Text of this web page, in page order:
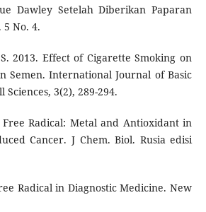
Dawley Setelah Diberikan Paparan
5 No. 4.
2013. Effect of Cigarette Smoking on
Semen. International Journal of Basic
3(2), 289-294.
Free Radical: Metal and Antioxidant in
Cancer. J Chem. Biol. Rusia edisi
Radical in Diagnostic Medicine. New